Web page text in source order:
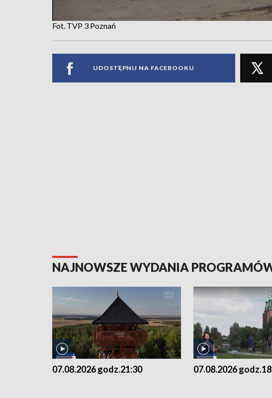
Fot. TVP 3 Poznań
UDOSTĘPNIJ NA FACEBOOKU
NAJNOWSZE WYDANIA
07.08.2026 godz.21:30 07.08.2026